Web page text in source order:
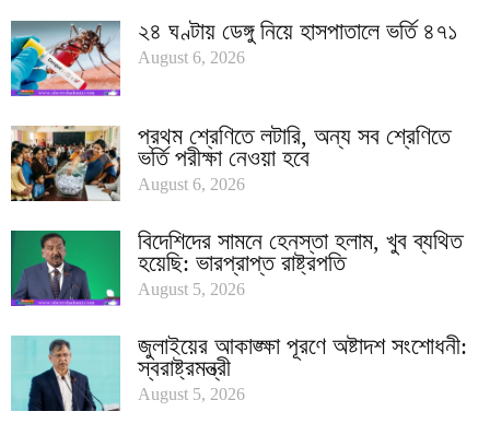
২৪ ঘণ্টায় ডেঙ্গু নিয়ে হাসপাতালে ভর্তি ৪৭১
August 6, 2026
প্রথম শ্রেণিতে লটারি, অন্য সব শ্রেণিতে
ভর্তি পরীক্ষা নেওয়া হবে
August 6, 2026
বিদেশিদের সামনে হেনস্তা হলাম, খুব ব্যথিত
হয়েছি: ভারপ্রাপ্ত রাষ্ট্রপতি
August 5, 2026
জুলাইয়ের আকাঙ্ক্ষা পূরণে অষ্টাদশ সংশোধনী:
স্বরাষ্ট্রমন্ত্রী
August 5, 2026